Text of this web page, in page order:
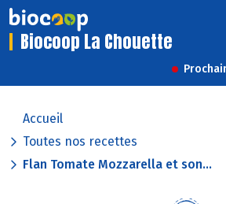
Biocoop La Chouette
Accueil
Toutes nos recettes
Flan Tomate Mozzarella et son...